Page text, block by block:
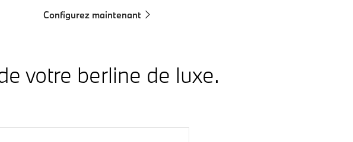
Configurez maintenant
votre berline de luxe.